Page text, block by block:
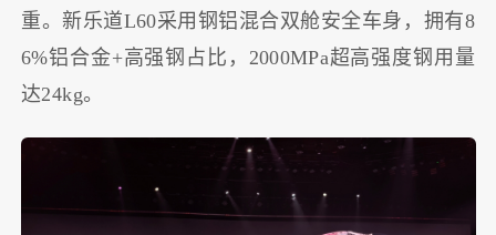
重。新乐道L60采用钢铝混合双舱安全车身，拥有8
6%铝合金+高强钢占比，2000MPa超高强度钢用量
达24kg。